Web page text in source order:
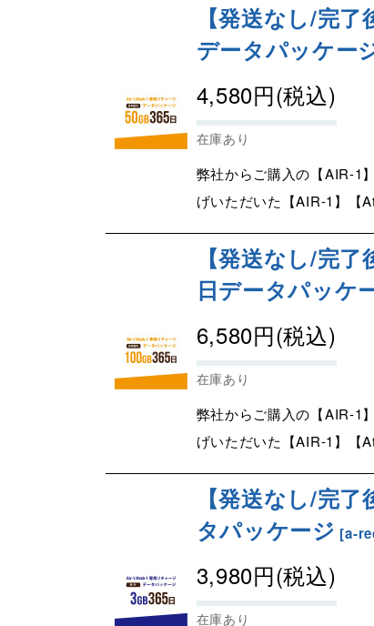
【発送なし/完
データパッケー
4,580円(税込)
在庫あり
弊社からご購入の【AIR-1
げいただいた【AIR-1】【
【発送なし/完
日データパッケ
6,580円(税込)
在庫あり
弊社からご購入の【AIR-1
げいただいた【AIR-1】【
【発送なし/完
タパッケージ [a-
3,980円(税込)
在庫あり